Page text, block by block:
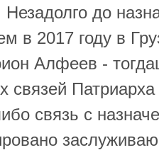
Незадолго до
в 2017 году в
Алфеев -
связей
связь с